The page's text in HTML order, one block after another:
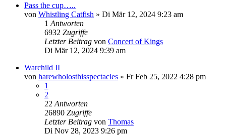
Pass the cup…..
von Whistling Catfish » Di Mär 12, 2024 9:23 am
1 Antworten
6932 Zugriffe
Letzter Beitrag von Concert of Kings
Di Mär 12, 2024 9:39 am
Warchild II
von harewholosthisspectacles » Fr Feb 25, 2022 4:28 pm
1
2
22 Antworten
26890 Zugriffe
Letzter Beitrag von Thomas
Di Nov 28, 2023 9:26 pm